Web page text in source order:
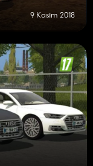
9 Kasım 2018